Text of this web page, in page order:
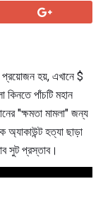
প্রয়োজন হয়, এখানে $
পাঁচটি মহান
"ক্ষমতা মামলা" জন্য
অ্যাকাউন্ট হত্যা ছাড়া
সুট প্রস্তাব।